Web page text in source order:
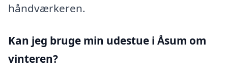
håndværkeren.
Kan jeg bruge min udestue i Åsum om
vinteren?